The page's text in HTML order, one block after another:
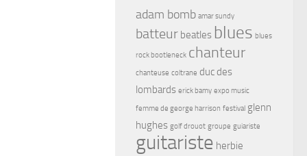
adam bomb amar sundy
batteur beatles blues blues
rock bootleneck chanteur
chanteuse coltrane duc des
lombards erick bamy expo music
femme de george harrison festival glenn
hughes golf drouot groupe guiariste
guitariste herbie